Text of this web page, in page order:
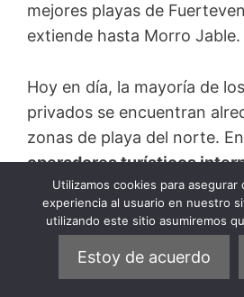
mejores playas de
extiende hasta Morro Jable.
Hoy en día, la mayoría de
privados se encuentran
zonas de playa del norte.
operadores turísticos
cuentan congrandes
apartahoteles.
Muchos de estos
Utilizamos cookies para asegurar
experiencia al usuario en nuestro
utilizando este sitio asumiremos
Estoy de acuerdo